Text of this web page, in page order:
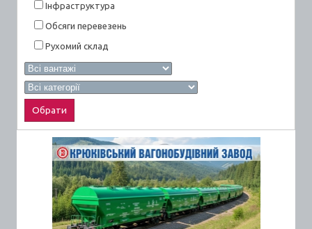
Інфраструктура
Обсяги перевезень
Рухомий склад